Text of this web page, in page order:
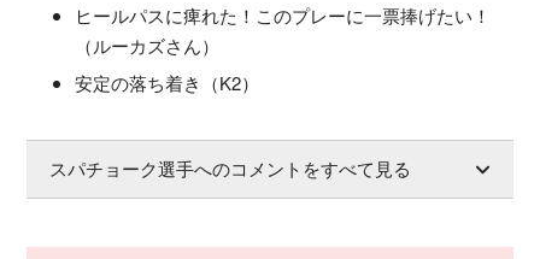
ヒールパスに痺れた！このプレーに一票捧げたい！
（ルーカズさん）
安定の落ち着き（K2）
スパチョーク選手へのコメントをすべて見る